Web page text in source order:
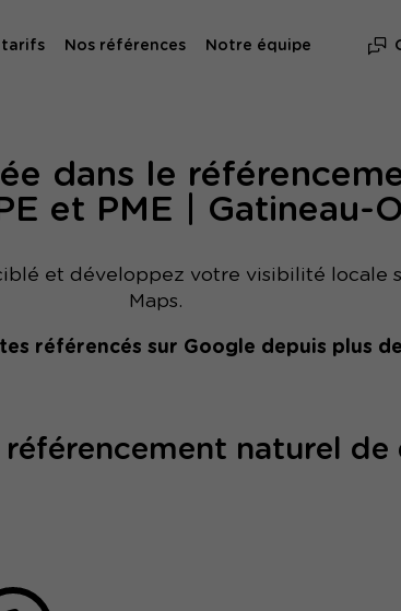
tarifs Nos références Notre équipe
dans le
et PME | Gatineau-
et développez votre visibilité locale
Maps.
référencés sur Google depuis plus
référencement naturel de